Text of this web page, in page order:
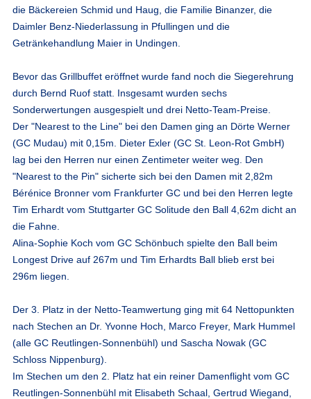
die Bäckereien Schmid und Haug, die Familie Binanzer, die
Daimler Benz-Niederlassung in Pfullingen und die
Getränkehandlung Maier in Undingen.
Bevor das Grillbuffet eröffnet wurde fand noch die Siegerehrung
durch Bernd Ruof statt. Insgesamt wurden sechs
Sonderwertungen ausgespielt und drei Netto-Team-Preise.
Der "Nearest to the Line" bei den Damen ging an Dörte Werner
(GC Mudau) mit 0,15m. Dieter Exler (GC St. Leon-Rot GmbH)
lag bei den Herren nur einen Zentimeter weiter weg. Den
"Nearest to the Pin" sicherte sich bei den Damen mit 2,82m
Bérénice Bronner vom Frankfurter GC und bei den Herren legte
Tim Erhardt vom Stuttgarter GC Solitude den Ball 4,62m dicht an
die Fahne.
Alina-Sophie Koch vom GC Schönbuch spielte den Ball beim
Longest Drive auf 267m und Tim Erhardts Ball blieb erst bei
296m liegen.
Der 3. Platz in der Netto-Teamwertung ging mit 64 Nettopunkten
nach Stechen an Dr. Yvonne Hoch, Marco Freyer, Mark Hummel
(alle GC Reutlingen-Sonnenbühl) und Sascha Nowak (GC
Schloss Nippenburg).
Im Stechen um den 2. Platz hat ein reiner Damenflight vom GC
Reutlingen-Sonnenbühl mit Elisabeth Schaal, Gertrud Wiegand,